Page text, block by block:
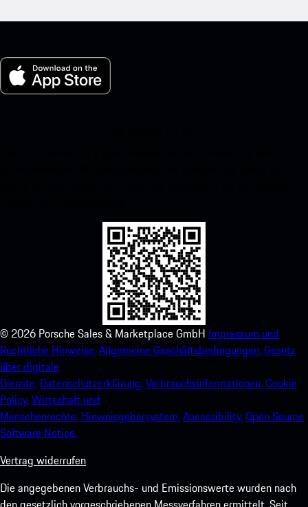
© 2026 Porsche Sales & Marketplace GmbH Impressum und
Rechtliche Hinweise.Allgemeine Geschäftsbedingungen.Gesetz
über digitale
Dienste. Datenschutzerklärung.Verbrauchsinformationen.Cookie
Policy.Wirtschaft und
Menschenrechte. Hinweisgebersystem.Accessibility.Open Source
Software Notice.
Vertrag widerrufen
Die angegebenen Verbrauchs- und Emissionswerte wurden nach